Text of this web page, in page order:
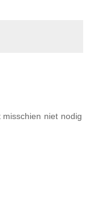
niet nodig